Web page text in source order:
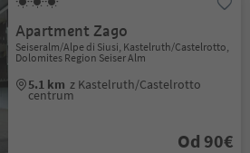
Apartment Zago
Seiseralm/Alpe di Siusi, Kastelruth/Castelrotto,
Dolomites Region Seiser Alm
5.1 km z Kastelruth/Castelrotto
centrum
Od 90€